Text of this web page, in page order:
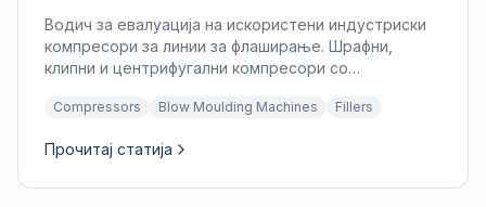
Водич за евалуација на искористени индустриски
компресори за линии за флаширање. Шрафни,
клипни и центрифугални компресори со
Compressors Blow Moulding Machines Fillers
Прочитај статија